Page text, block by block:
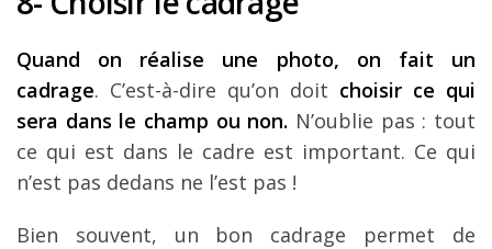
Quand on réalise une photo, on fait un
cadrage. C’est-à-dire qu’on doit choisir ce qui
sera dans le champ ou non. N’oublie pas : tout
ce qui est dans le cadre est important. Ce qui
n’est pas dedans ne l’est pas !
Bien souvent, un bon cadrage permet de